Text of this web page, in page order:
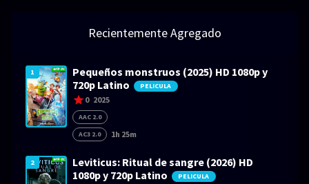
Recientemente Agregado
1
Pequeños monstruos (2025) HD 1080p y
720p Latino
PELICULA
0 2025
AAC 2.0
AC3 2.0
1h 25m
2
Leviticus: Ritual de sangre (2026) HD
1080p y 720p Latino
PELICULA